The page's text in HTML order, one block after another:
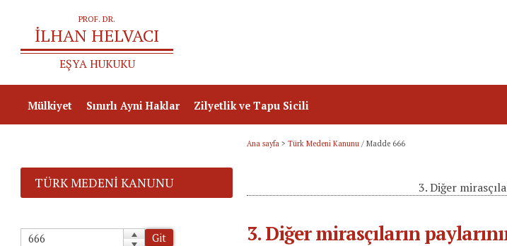
Mülkiyet
Taşınmaz Mülkiyeti
Sınırlı Ayni Haklar
Taşınmaz Rehni
Zilyetlik ve Tapu Sicili
Tapu Sicili
Ana sayfa > Türk Medeni Kanunu / Madde 666
3. Diğer
3. Diğer mirasçıların
TÜRK MEDENI KANUNU
Git